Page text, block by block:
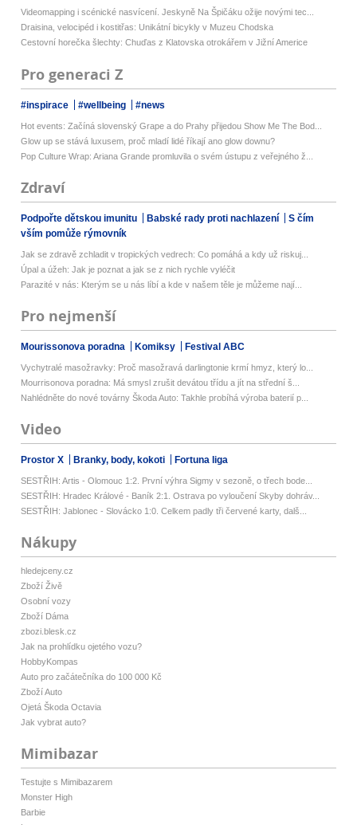
Videomapping i scénické nasvícení. Jeskyně Na Špičáku ožije novými tec...
Draisina, velocipéd i kostitřas: Unikátní bicykly v Muzeu Chodska
Cestovní horečka šlechty: Chuďas z Klatovska otrokářem v Jižní Americe
Pro generaci Z
#inspirace #wellbeing #news
Hot events: Začíná slovenský Grape a do Prahy přijedou Show Me The Bod...
Glow up se stává luxusem, proč mladí lidé říkají ano glow downu?
Pop Culture Wrap: Ariana Grande promluvila o svém ústupu z veřejného ž...
Zdraví
Podpořte dětskou imunitu Babské rady proti nachlazení
S čím
vším pomůže rýmovník
Jak se zdravě zchladit v tropických vedrech: Co pomáhá a kdy už riskuj...
Úpal a úžeh: Jak je poznat a jak se z nich rychle vyléčit
Parazité v nás: Kterým se u nás líbí a kde v našem těle je můžeme nají...
Pro nejmenší
Mourissonova poradna Komiksy Festival ABC
Vychytralé masožravky: Proč masožravá darlingtonie krmí hmyz, který lo...
Mourrisonova poradna: Má smysl zrušit devátou třídu a jít na střední š...
Nahlédněte do nové továrny Škoda Auto: Takhle probíhá výroba baterií p...
Video
Prostor X Branky, body, kokoti Fortuna liga
SESTŘIH: Artis - Olomouc 1:2. První výhra Sigmy v sezoně, o třech bode...
SESTŘIH: Hradec Králové - Baník 2:1. Ostrava po vyloučení Skyby dohráv...
SESTŘIH: Jablonec - Slovácko 1:0. Celkem padly tři červené karty, dalš...
Nákupy
hledejceny.cz
Zboží Živě
Osobní vozy
Zboží Dáma
zbozi.blesk.cz
Jak na prohlídku ojetého vozu?
HobbyKompas
Auto pro začátečníka do 100 000 Kč
Zboží Auto
Ojetá Škoda Octavia
Jak vybrat auto?
Mimibazar
Testujte s Mimibazarem
Monster High
Barbie